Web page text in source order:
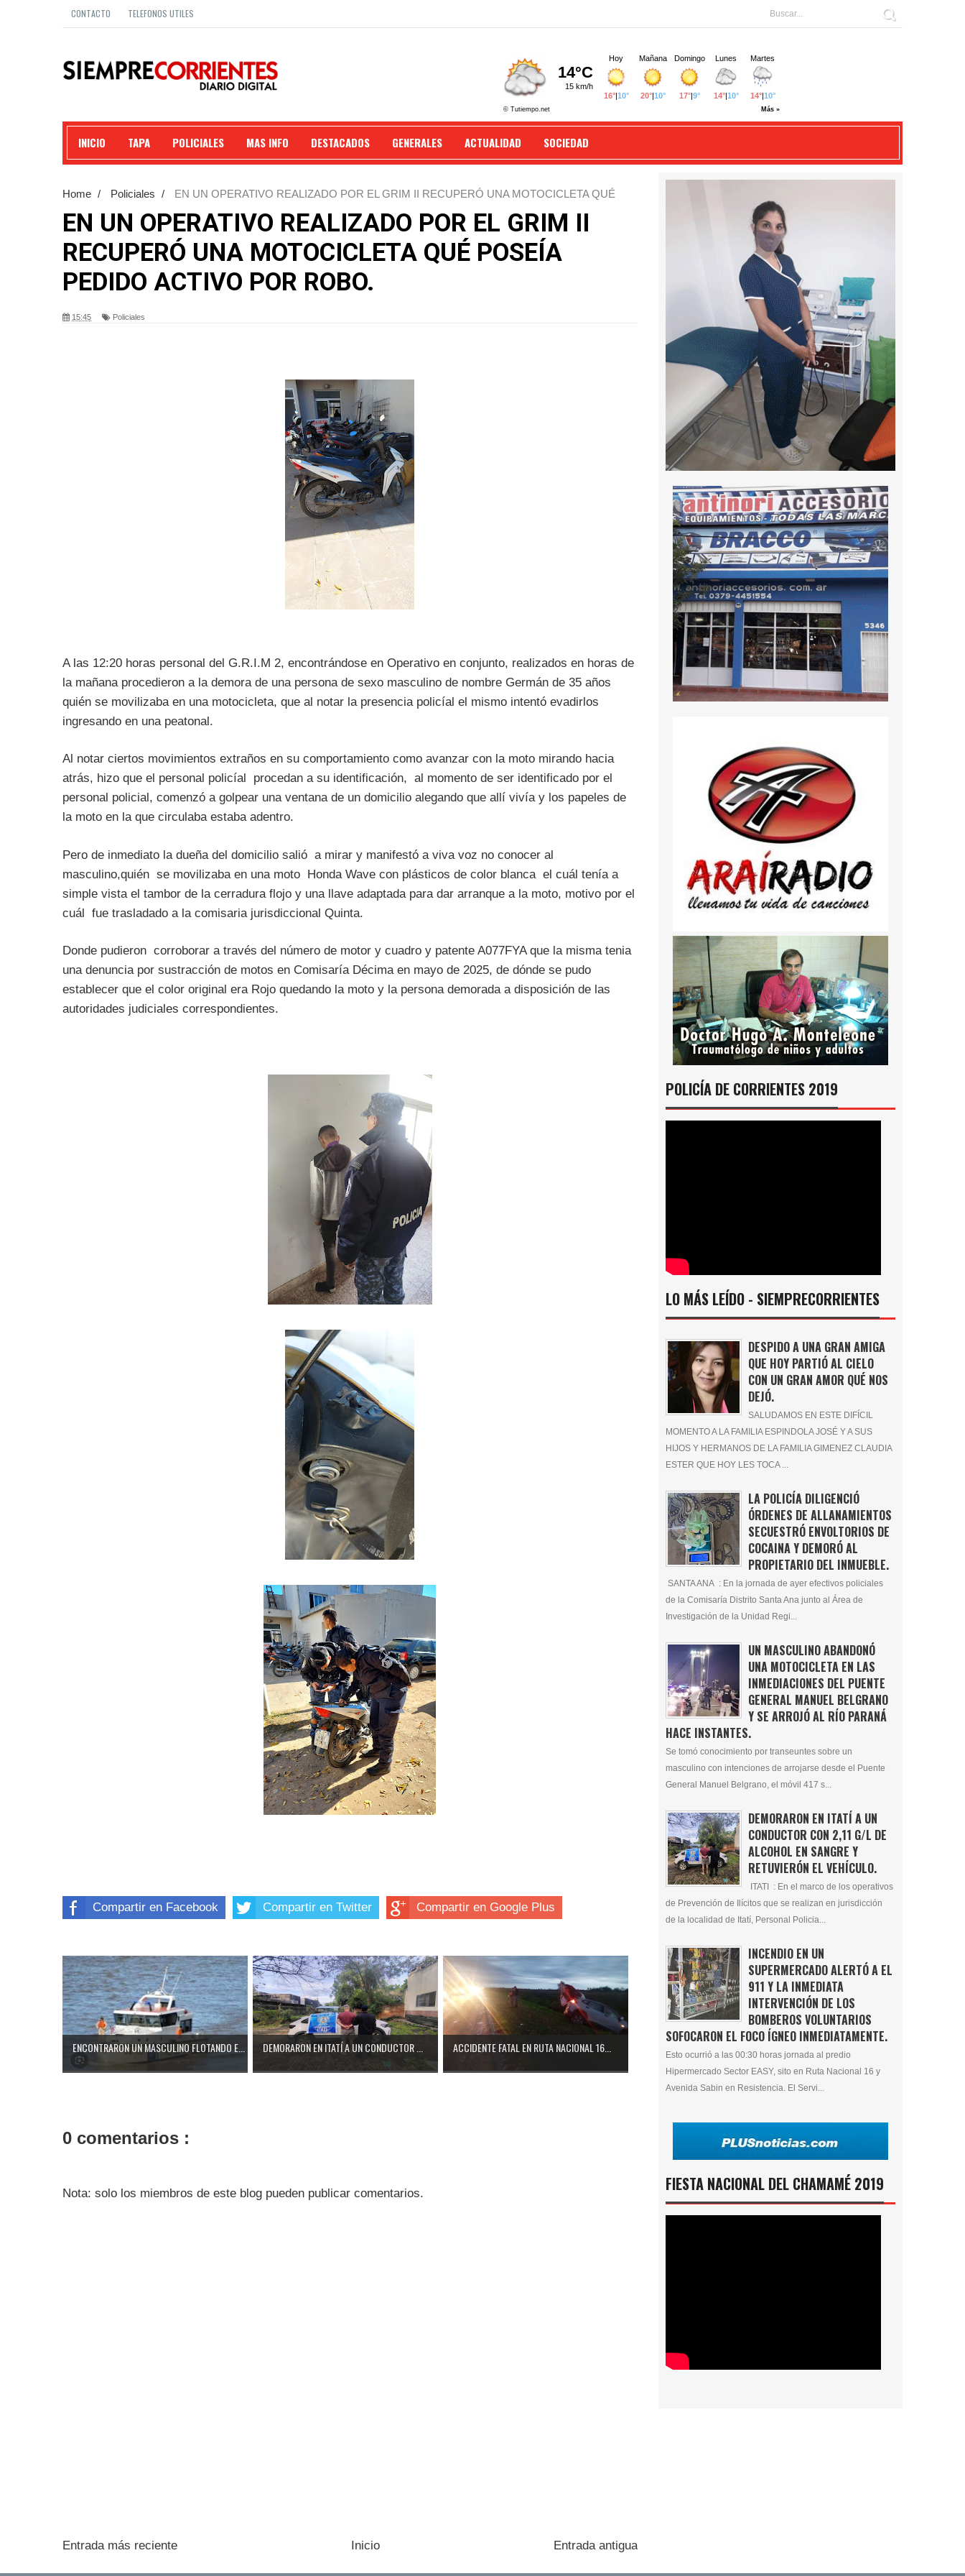
CONTACTO TELEFONOS UTILES
INICIO TAPA POLICIALES MAS INFO DESTACADOS GENERALES ACTUALIDAD SOCIEDAD
Home / Policiales /
EN UN OPERATIVO REALIZADO POR EL GRIM II RECUPERÓ UNA MOTOCICLETA QUÉ
EN UN OPERATIVO REALIZADO POR EL GRIM II
RECUPERÓ UNA MOTOCICLETA QUÉ POSEÍA
PEDIDO ACTIVO POR ROBO.
15:45 Policiales
A las 12:20 horas personal del G.R.I.M 2, encontrándose en Operativo en conjunto, realizados en horas de
la mañana procedieron a la demora de una persona de sexo masculino de nombre Germán de 35 años
quién se movilizaba en una motocicleta, que al notar la presencia policíal el mismo intentó evadirlos
ingresando en una peatonal.
Al notar ciertos movimientos extraños en su comportamiento como avanzar con la moto mirando hacia
atrás, hizo que el personal policíal procedan a su identificación, al momento de ser identificado por el
personal policial, comenzó a golpear una ventana de un domicilio alegando que allí vivía y los papeles de
la moto en la que circulaba estaba adentro.
Pero de inmediato la dueña del domicilio salió a mirar y manifestó a viva voz no conocer al
masculino,quién se movilizaba en una moto Honda Wave con plásticos de color blanca el cuál tenía a
simple vista el tambor de la cerradura flojo y una llave adaptada para dar arranque a la moto, motivo por el
cuál fue trasladado a la comisaria jurisdiccional Quinta.
Donde pudieron corroborar a través del número de motor y cuadro y patente A077FYA que la misma tenia
una denuncia por sustracción de motos en Comisaría Décima en mayo de 2025, de dónde se pudo
establecer que el color original era Rojo quedando la moto y la persona demorada a disposición de las
autoridades judiciales correspondientes.
Compartir en Facebook Compartir en Twitter Compartir en Google Plus
ENCONTRARON UN MASCULINO FLOTANDO E... DEMORARON EN ITATÍ A UN CONDUCTOR ... ACCIDENTE FATAL EN RUTA NACIONAL 16...
0 comentarios :
Nota: solo los miembros de este blog pueden publicar comentarios.
Entrada más reciente Entrada antigua
Inicio
POLICÍA DE CORRIENTES 2019
LO MÁS LEÍDO - SIEMPRECORRIENTES
DESPIDO A UNA GRAN AMIGA
QUE HOY PARTIÓ AL CIELO
CON UN GRAN AMOR QUÉ NOS
DEJÓ.
SALUDAMOS EN ESTE DIFÍCIL
MOMENTO A LA FAMILIA ESPINDOLA JOSÉ Y A SUS
HIJOS Y HERMANOS DE LA FAMILIA GIMENEZ CLAUDIA
ESTER QUE HOY LES TOCA ...
LA POLICÍA DILIGENCIÓ
ÓRDENES DE ALLANAMIENTOS
SECUESTRÓ ENVOLTORIOS DE
COCAINA Y DEMORÓ AL
PROPIETARIO DEL INMUEBLE.
SANTA ANA : En la jornada de ayer efectivos policiales
de la Comisaría Distrito Santa Ana junto al Área de
Investigación de la Unidad Regi...
UN MASCULINO ABANDONÓ
UNA MOTOCICLETA EN LAS
INMEDIACIONES DEL PUENTE
GENERAL MANUEL BELGRANO
Y SE ARROJÓ AL RÍO PARANÁ
HACE INSTANTES.
Se tomó conocimiento por transeuntes sobre un
masculino con intenciones de arrojarse desde el Puente
General Manuel Belgrano, el móvil 417 s...
DEMORARON EN ITATÍ A UN
CONDUCTOR CON 2,11 G/L DE
ALCOHOL EN SANGRE Y
RETUVIERÓN EL VEHÍCULO.
ITATI : En el marco de los operativos
de Prevención de Ilícitos que se realizan en jurisdicción
de la localidad de Itatí, Personal Policia...
INCENDIO EN UN
SUPERMERCADO ALERTÓ A EL
911 Y LA INMEDIATA
INTERVENCIÓN DE LOS
BOMBEROS VOLUNTARIOS
SOFOCARON EL FOCO ÍGNEO INMEDIATAMENTE.
Esto ocurrió a las 00:30 horas jornada al predio
Hipermercado Sector EASY, sito en Ruta Nacional 16 y
Avenida Sabin en Resistencia. El Servi...
FIESTA NACIONAL DEL CHAMAMÉ 2019